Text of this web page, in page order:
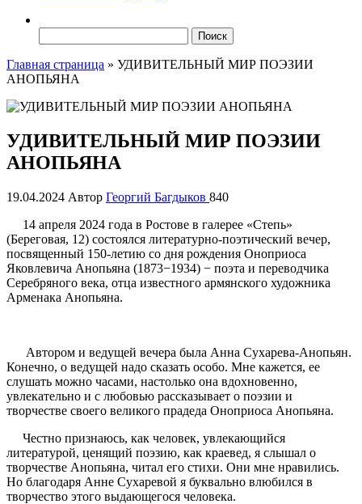
Главная страница » УДИВИТЕЛЬНЫЙ МИР ПОЭЗИИ
АНОПЬЯНА
УДИВИТЕЛЬНЫЙ МИР ПОЭЗИИ
АНОПЬЯНА
19.04.2024 Автор Георгий Багдыков 840
14 апреля 2024 года в Ростове в галерее «Степь»
(Береговая, 12) состоялся литературно-поэтический вечер,
посвященный 150-летию со дня рождения Оноприоса
Яковлевича Анопьяна (1873−1934) − поэта и переводчика
Серебряного века, отца известного армянского художника
Арменака Анопьяна.
Автором и ведущей вечера была Анна Сухарева-Анопьян.
Конечно, о ведущей надо сказать особо. Мне кажется, ее
слушать можно часами, настолько она вдохновенно,
увлекательно и с любовью рассказывает о поэзии и
творчестве своего великого прадеда Оноприоса Анопьяна.
Честно признаюсь, как человек, увлекающийся
литературой, ценящий поэзию, как краевед, я слышал о
творчестве Анопьяна, читал его стихи. Они мне нравились.
Но благодаря Анне Сухаревой я буквально влюбился в
творчество этого выдающегося человека.